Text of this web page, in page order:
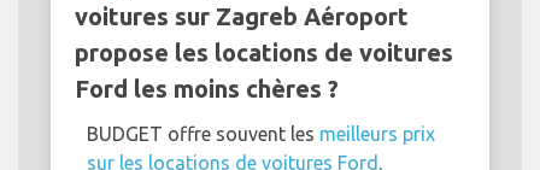
voitures sur Zagreb Aéroport
propose les locations de voitures
Ford les moins chères ?
BUDGET offre souvent les meilleurs prix
sur les locations de voitures Ford .